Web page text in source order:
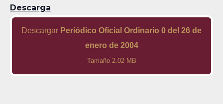
Descarga
Descargar Periódico Oficial Ordinario 0 del 26 de
enero de 2004
Tamaño 2.02 MB